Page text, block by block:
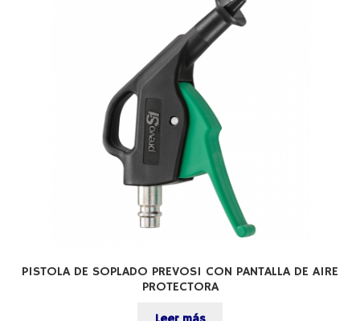
PISTOLA DE SOPLADO PREVOS1 CON PANTALLA DE AIRE
PROTECTORA